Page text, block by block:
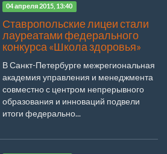
04 апреля 2015, 13:40
Ставропольские лицеи стали
лауреатами федерального
конкурса «Школа здоровья»
В Санкт-Петербурге межрегиональная
академия управления и менеджмента
совместно с центром непрерывного
образования и инноваций подвели
итоги федерально...